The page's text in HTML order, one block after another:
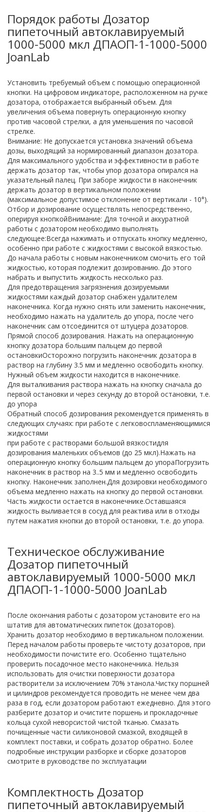
Порядок работы Дозатор
пипеточный автоклавируемый
1000-5000 мкл ДПАОП-1-1000-5000
JoanLab
Установить требуемый объем с помощью операционной
кнопки. На цифровом индикаторе, расположенном на ручке
дозатора, отображается выбранный объем. Для
увеличения объема повернуть операционную кнопку
против часовой стрелки, а для уменьшения по часовой
стрелке.
Внимание: Не допускается установка значений объема
дозы, выходящий за нормированный диапазон дозатора.
Для максимального удобства и эффективности в работе
держать дозатор так, чтобы упор дозатора опирался на
указательный палец. При заборе жидкости в наконечник
держать дозатор в вертикальном положении
(максимальное допустимое отклонение от вертикали - 10°).
Отбор и дозирование осуществлять непосредственно,
оперируя кнопкойВнимание: Для точной и аккуратной
работы с дозатором необходимо выполнять
следующее:Всегда нажимать и отпускать кнопку медленно,
особенно при работе с жидкостями с высокой вязкостью.
До начала работы с новым наконечником смочить его той
жидкостью, которая подлежит дозированию. До этого
набрать и выпустить жидкость несколько раз.
Для предотвращения загрязнения дозируемыми
жидкостями каждый дозатор снабжен удалителем
наконечника. Когда нужно снять или заменить наконечник,
необходимо нажать на удалитель до упора, после чего
наконечник сам отсоединится от штуцера дозаторов.
Прямой способ дозирования. Нажать на операционную
кнопку дозатора большим пальцем до первой
остановкиОсторожно погрузить наконечник дозатора в
раствор на глубину 3.5 мм и медленно освободить кнопку.
Нужный объем жидкости находится в наконечнике.
Для выталкивания раствора нажать на кнопку сначала до
первой остановки и через секунду до второй остановки, т.е.
до упора
Обратный способ дозирования рекомендуется применять в
следующих случаях: при работе с легковоспламеняющимися
жидкостями
при работе с растворами большой вязкостидля
дозирования маленьких объемов (до 25 мкл).Нажать на
операционную кнопку большим пальцем до упораПогрузить
наконечник в раствор на 3..5 мм и медленно освободить
кнопку. Наконечник заполнен.Для дозировки необходимого
объема медленно нажать на кнопку до первой остановки.
Часть жидкости остается в наконечнике.Оставшаяся
жидкость выливается в сосуд для реактива или в отходы
путем нажатия кнопки до второй остановки, т.е. до упора.
Техническое обслуживание
Дозатор пипеточный
автоклавируемый 1000-5000 мкл
ДПАОП-1-1000-5000 JoanLab
После окончания работы с дозатором установите его на
штатив для автоматических пипеток (дозаторов).
Хранить дозатор необходимо в вертикальном положении.
Перед началом работы проверьте чистоту дозаторов, при
необходимости почистите его. Особенно тщательно
проверить посадочное место наконечника. Нельзя
использовать для очистки поверхности дозатора
растворители за исключением 70% этанола.Чистку поршней
и цилиндров рекомендуется проводить не менее чем два
раза в год, если дозатором работают ежедневно. Для этого
разберите дозатор и очистите поршень и прокладочные
кольца сухой неворсистой чистой тканью. Смазать
почищенные части силиконовой смазкой, входящей в
комплект поставки, и собрать дозатор обратно. Более
подробные инструкции разборке и сборке дозаторов
смотрите в руководстве по эксплуатации
Комплектность Дозатор
пипеточный автоклавируемый